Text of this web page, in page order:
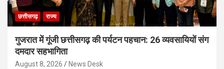
छत्तीसगढ़ राज्य
गुजरात में गूंजी छत्तीसगढ़ की पर्यटन पहचान: 26 व्यवसायियों संग
दमदार सहभागिता
August 8, 2026 News Desk